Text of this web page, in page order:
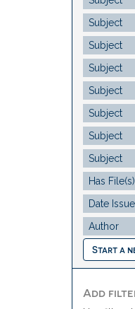
Start a
Add